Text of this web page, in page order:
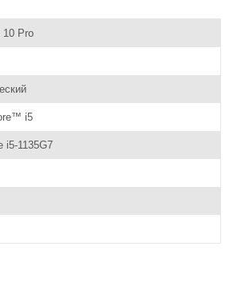
10 Pro
i5
i5-1135G7